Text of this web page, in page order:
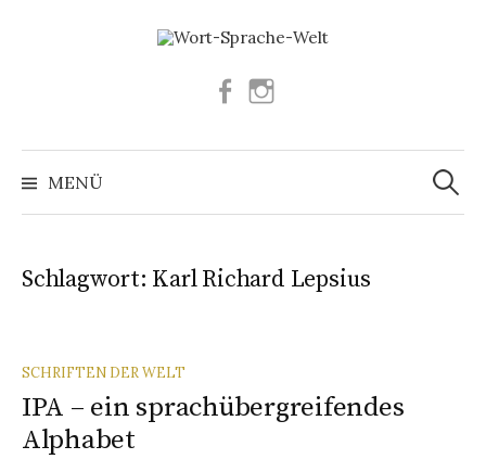
Facebook
MENÜ
Suchen
nach:
Schlagwort: Karl Richard Lepsius
SCHRIFTEN DER WELT
IPA – ein sprachübergreifendes
Alphabet